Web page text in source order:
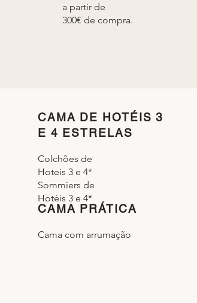
a partir de
300€ de compra.
CAMA DE HOTÉIS 3
E 4 ESTRELAS
Colchões de
Hoteis 3 e 4*
Sommiers de
Hotéis 3 e 4*
CAMA PRÁTICA
Cama com arrumação